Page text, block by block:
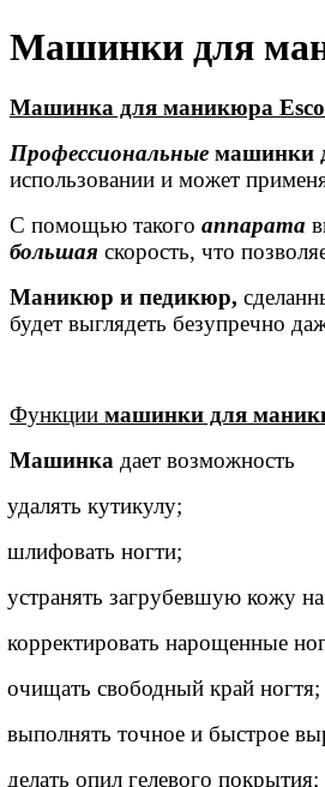
Машинки для
Машинка для маникюра
Профессиональные машинки
использовании и может
С помощью такого аппарата
большая скорость, что
Маникюр и педикюр,
будет выглядеть безупречно
Функции машинки для
Машинка дает возможность
удалять кутикулу;
шлифовать ногти;
устранять загрубевшую кожу
корректировать нарощенные
очищать свободный край ногтя;
выполнять точное и быстрое
делать опил гелевого покрытия;